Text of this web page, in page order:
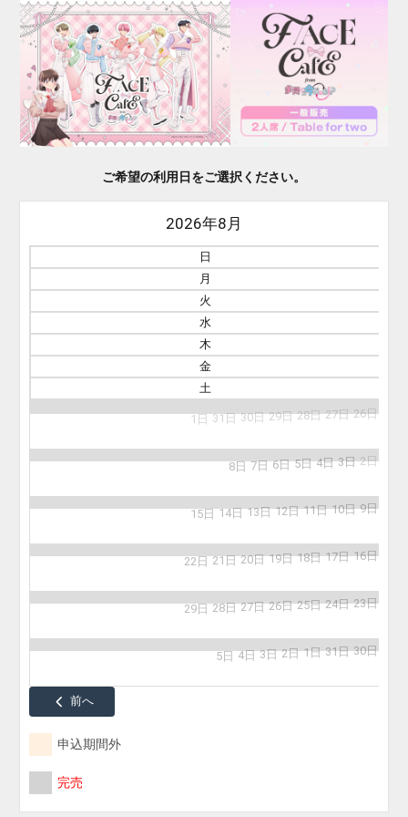
ご希望の利用日をご選択ください。
2026年8月
日
月
火
水
木
金
土
26日
27日
28日
29日
30日
31日
1日
2日
3日
4日
5日
6日
7日
8日
9日
10日
11日
12日
13日
14日
15日
16日
17日
18日
19日
20日
21日
22日
23日
24日
25日
26日
27日
28日
29日
30日
31日
1日
2日
3日
4日
5日
前へ
申込期間外
完売